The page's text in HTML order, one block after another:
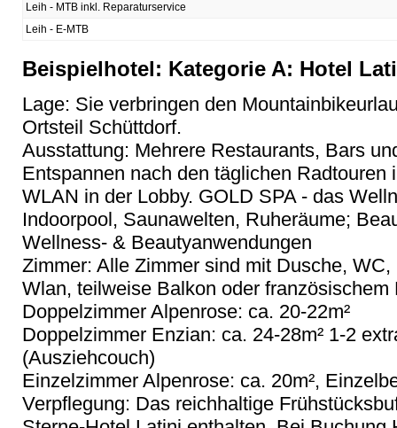
Leih - MTB inkl. Reparaturservice
Leih - E-MTB
Beispielhotel: Kategorie A: Hotel
Lage: Sie verbringen den
Ortsteil Schüttdorf.
Ausstattung: Mehrere Restaurants, Bars
Entspannen nach den täglichen Radtouren
WLAN in der Lobby. GOLD SPA - das
Indoorpool, Saunawelten, Ruheräume;
Wellness- & Beautyanwendungen
Zimmer: Alle Zimmer sind mit Dusche,
Wlan, teilweise Balkon oder französischem
Doppelzimmer Alpenrose: ca. 20-22m²
Doppelzimmer Enzian: ca. 24-28m² 1-2
(Ausziehcouch)
Einzelzimmer Alpenrose: ca. 20m²,
Verpflegung: Das reichhaltige